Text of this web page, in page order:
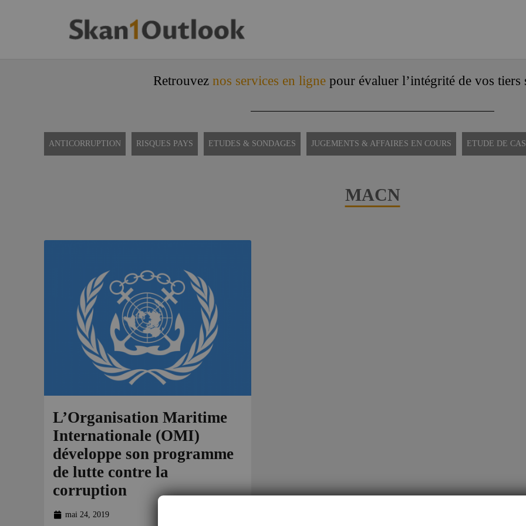
Retrouvez nos services en lignepour évaluer l’intégrité de vos
ANTICORRUPTION RISQUES PAYS ETUDES & SONDAGES JUGEMENTS & AFFAIRES EN COURS ETUDE DE CAS
MACN
L’Organisation Maritime
Internationale (OMI)
développe son programme
de lutte contre la
corruption
mai 24, 2019